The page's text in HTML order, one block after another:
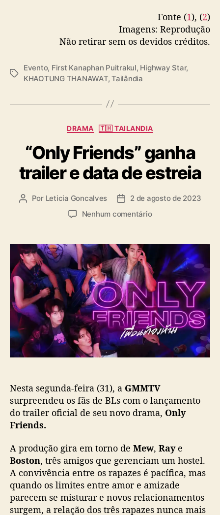
Fonte (1), (2)
Imagens: Reprodução
Não retirar sem os devidos créditos.
T
s
Evento, First Kanaphan Puitrakul, Highway Star,
KHAOTUNG THANAWAT,Tailândia
C
t
e
g
o
a
DRAMA 🇹🇭 TAILANDIA
“Only Friends” ganha
trailer e data de estreia
A
r
d
o
o
s
t
Por Leticia Goncalves
D
d
e
p
u
b
l
i
c
a
ç
2 de agosto de 2023
Nenhum comentárioe
O
l
y
F
r
i
e
n
d
a
n
a
i
l
e
r
e
Nesta segunda-feira (31), a GMMTV
surpreendeu os fãs de BLs com o lançamento
do trailer oficial de seu novo drama, Only
Friends.
A produção gira em torno de Mew, Raye
Boston, três amigos que gerenciam um hostel.
A convivência entre os rapazes é pacífica, mas
quando os limites entre amor e amizade
parecem se misturar e novos relacionamentos
surgem, a relação dos três rapazes nunca mais